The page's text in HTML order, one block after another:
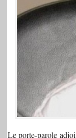
Le porte-parole